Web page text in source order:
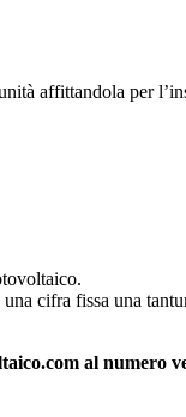
affittandola per
cifra fissa una
al numero